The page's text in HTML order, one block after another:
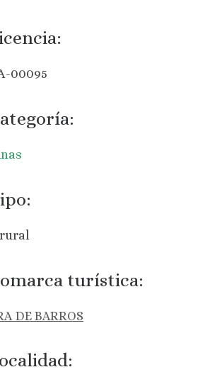
00095
turística:
DE BARROS